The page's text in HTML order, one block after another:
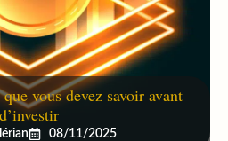
vous devez savoir avant
d’investir
08/11/2025